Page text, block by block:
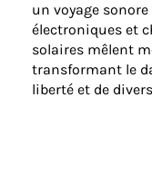
un voyage
électroniques et
solaires mêlent
transformant le
liberté et de